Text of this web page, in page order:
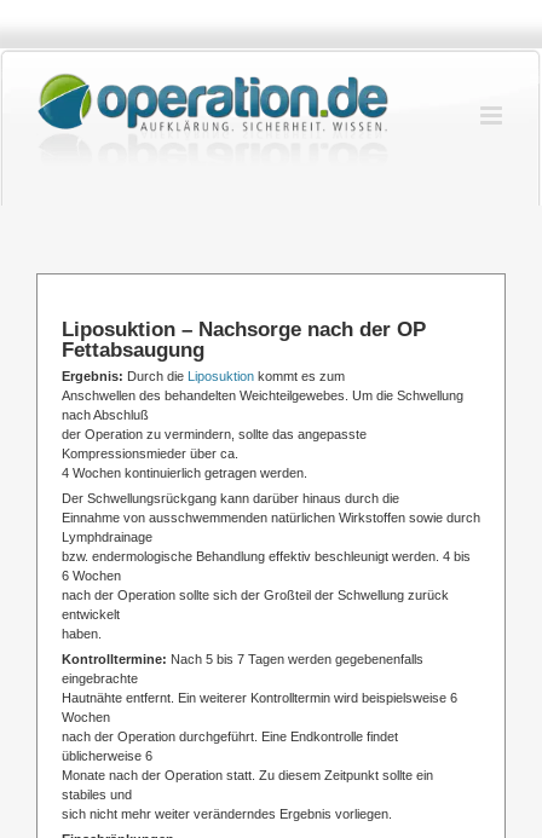
springen
Liposuktion – Nachsorge nach der OP
Fettabsaugung
Ergebnis: Durch die Liposuktion kommt es zum
Anschwellen des behandelten Weichteilgewebes. Um die Schwellung
nach Abschluß
der Operation zu vermindern, sollte das angepasste
Kompressionsmieder über ca.
4 Wochen kontinuierlich getragen werden.
Der Schwellungsrückgang kann darüber hinaus durch die
Einnahme von ausschwemmenden natürlichen Wirkstoffen sowie durch
Lymphdrainage
bzw. endermologische Behandlung effektiv beschleunigt werden. 4 bis
6 Wochen
nach der Operation sollte sich der Großteil der Schwellung zurück
entwickelt
haben.
Kontrolltermine: Nach 5 bis 7 Tagen werden gegebenenfalls
eingebrachte
Hautnähte entfernt. Ein weiterer Kontrolltermin wird beispielsweise 6
Wochen
nach der Operation durchgeführt. Eine Endkontrolle findet
üblicherweise 6
Monate nach der Operation statt. Zu diesem Zeitpunkt sollte ein
stabiles und
sich nicht mehr weiter veränderndes Ergebnis vorliegen.